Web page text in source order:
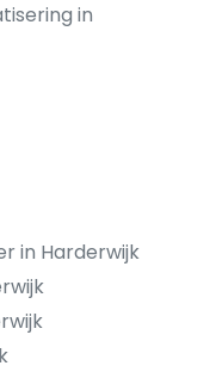
in
in Harderwijk